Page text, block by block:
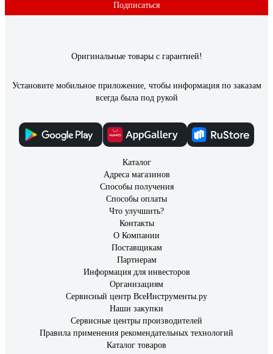
Очень хорошо липнет к поверхности, держится крепко,
Подписаться
Оригинальные товары с гарантией!
Установите мобильное приложение, чтобы информация по заказам
всегда была под рукой
Каталог
Адреса магазинов
Способы получения
Способы оплаты
Что улучшить?
Контакты
О Компании
Поставщикам
Партнерам
Информация для инвесторов
Организациям
Сервисный центр ВсеИнструменты.ру
Наши закупки
Сервисные центры производителей
Правила применения рекомендательных технологий
Каталог товаров